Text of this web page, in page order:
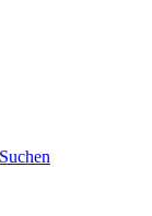
Suchen